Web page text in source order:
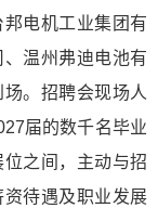
电机工业集团有
温州弗迪电池有
。招聘会现场人
届的数千名毕业
之间，主动与招
待遇及职业发展